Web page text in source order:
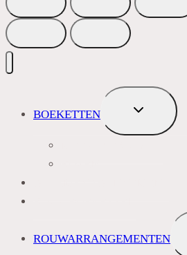
BOEKETTEN
TOGGLE
SUBMENU
ROUWARRANGEMENTEN